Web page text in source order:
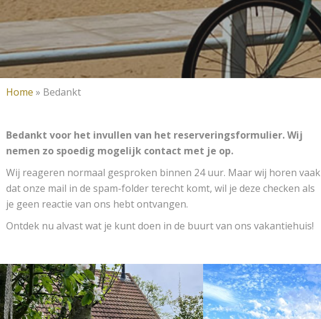
Home » Bedankt
Bedankt voor het invullen van het reserveringsformulier. Wij
nemen zo spoedig mogelijk contact met je op.
Wij reageren normaal gesproken binnen 24 uur. Maar wij horen vaak
dat onze mail in de spam-folder terecht komt, wil je deze checken als
je geen reactie van ons hebt ontvangen.
Ontdek nu alvast wat je kunt doen in de buurt van ons vakantiehuis!